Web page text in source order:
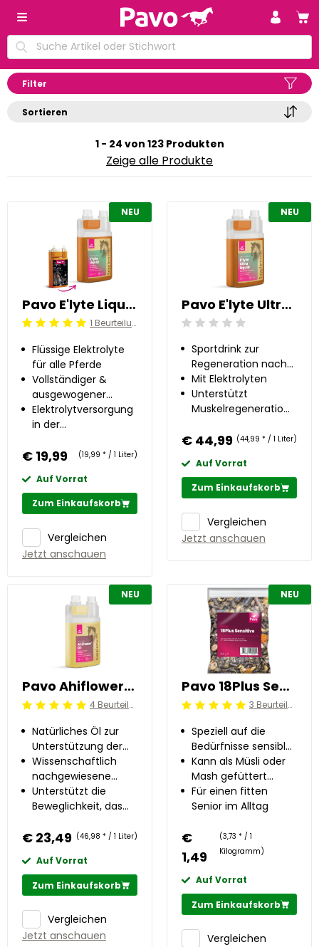
Filter
Sortieren
1 - 24 von 123 Produkten
Zeige alle Produkte
NEU
Pavo E'lyte Liquid 1 l
Beoordeling: 5/5 1 Beurteilung
Flüssige Elektrolyte
für alle Pferde
Vollständiger &
ausgewogener
Elektrolyt-Mix
Elektrolytversorgung
in der
€ 19,99 (19,99 * / 1 Liter)
Auf Vorrat
Zum Einkaufskorb
Vergleichen
Jetzt anschauen
NEU
Pavo E'lyte Ultra Liquid 1 l
Beoordeling: 0/5
Sportdrink zur
Regeneration nach
der Arbeit
Mit Elektrolyten
Unterstützt
Muskelregeneration
€ 44,99 (44,99 * / 1 Liter)
Auf Vorrat
Zum Einkaufskorb
Vergleichen
Jetzt anschauen
NEU
Pavo Ahiflower®Oil 0.5 l
Beoordeling: 5/5 4 Beurteilung
Natürliches Öl zur
Unterstützung der
Regeneration
Wissenschaftlich
nachgewiesene
Wirkung
Unterstützt die
Beweglichkeit, das
die Haut und das Fell
€ 23,49 (46,98 * / 1 Liter)
Auf Vorrat
Zum Einkaufskorb
Vergleichen
Jetzt anschauen
NEU
Pavo 18Plus Sensitive 0.4 kg
Beoordeling: 5/5 3 Beurteilung
Speziell auf die
Bedürfnisse sensibler
Senioren
abgestimmt
Kann als Müsli oder
Mash gefüttert
werden
Für einen fitten
Senior im Alltag
€
1,49
(3,73 * / 1
Kilogramm)
Auf Vorrat
Zum Einkaufskorb
Vergleichen